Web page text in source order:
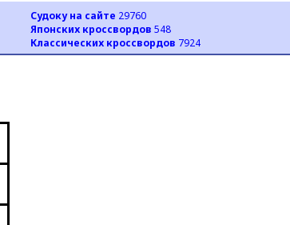
Судоку на сайте 29760
Японских кроссвордов 548
Классических кроссвордов 7924